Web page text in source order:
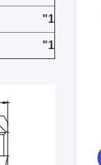
1"
1"